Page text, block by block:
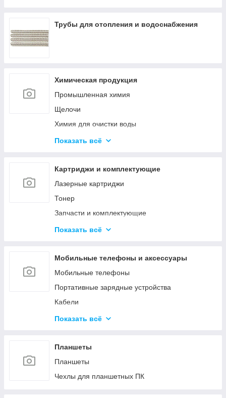
Низковольтное оборудование
Трубы для отопления и водоснабжения
Химическая продукция
Промышленная химия
Щелочи
Химия для очистки воды
Материалы для бурения и эксплуатации
Гипохлориты
Материалы для производства газобетона и
пенобетона
Ёмкости
Показать всё
Картриджи и комплектующие
Лазерные картриджи
Тонер
Запчасти и комплектующие
Средства для обслуживания КМА
Показать всё
Мобильные телефоны и аксессуары
Мобильные телефоны
Портативные зарядные устройства
Кабели
Зарядные устройства
Чехлы
Прочее
Показать всё
Планшеты
Планшеты
Чехлы для планшетных ПК